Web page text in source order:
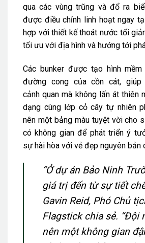
qua các vùng trũng và đổ ra
được điều chỉnh linh hoạt ngay
hợp với thiết kế thoát nước tối
tối ưu với địa hình và hướng tới
Các bunker được tạo hình
đường cong của cồn cát,
cảnh quan mà không lấn át thiên
dạng cùng lớp cỏ cây tự nhiên
nên một bảng màu tuyệt vời cho
có không gian để phát triển ý
sự hài hòa với vẻ đẹp nguyên bản
“Ở dự án Bảo Ninh
giá trị đến từ sự tiết
Gavin Reid, Phó Chủ
Flagstick chia sẻ. “Đội
nên một không gian